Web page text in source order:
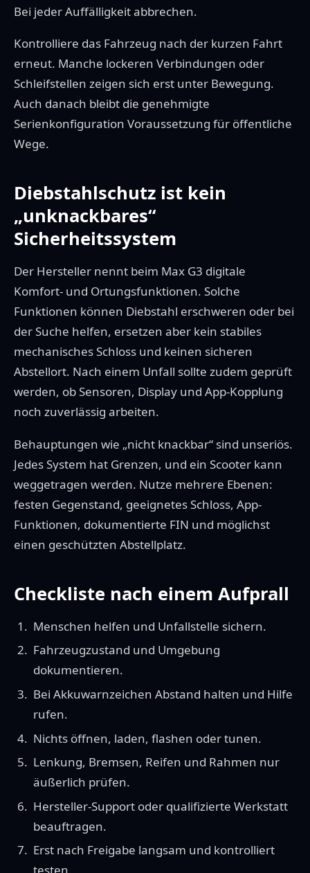
Bei jeder Auffälligkeit abbrechen.
Kontrolliere das Fahrzeug nach der kurzen Fahrt
erneut. Manche lockeren Verbindungen oder
Schleifstellen zeigen sich erst unter Bewegung.
Auch danach bleibt die genehmigte
Serienkonfiguration Voraussetzung für öffentliche
Wege.
Diebstahlschutz ist kein
„unknackbares“
Sicherheitssystem
Der Hersteller nennt beim Max G3 digitale
Komfort- und Ortungsfunktionen. Solche
Funktionen können Diebstahl erschweren oder bei
der Suche helfen, ersetzen aber kein stabiles
mechanisches Schloss und keinen sicheren
Abstellort. Nach einem Unfall sollte zudem geprüft
werden, ob Sensoren, Display und App-Kopplung
noch zuverlässig arbeiten.
Behauptungen wie „nicht knackbar“ sind unseriös.
Jedes System hat Grenzen, und ein Scooter kann
weggetragen werden. Nutze mehrere Ebenen:
festen Gegenstand, geeignetes Schloss, App-
Funktionen, dokumentierte FIN und möglichst
einen geschützten Abstellplatz.
Checkliste nach einem Aufprall
Menschen helfen und Unfallstelle sichern.
Fahrzeugzustand und Umgebung
dokumentieren.
Bei Akkuwarnzeichen Abstand halten und Hilfe
rufen.
Nichts öffnen, laden, flashen oder tunen.
Lenkung, Bremsen, Reifen und Rahmen nur
äußerlich prüfen.
Hersteller-Support oder qualifizierte Werkstatt
beauftragen.
Erst nach Freigabe langsam und kontrolliert